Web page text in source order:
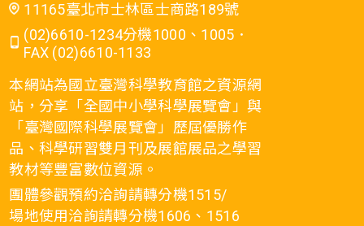
11165臺北市士林區士商路189號
(02)6610-1234分機1000、1005．
FAX (02)6610-1133
本網站為國立臺灣科學教育館之資源網
站，分享「全國中小學科學展覽會」與
「臺灣國際科學展覽會」歷屆優勝作
品、科學研習雙月刊及展館展品之學習
教材等豐富數位資源。
團體參觀預約洽詢請轉分機1515/
場地使用洽詢請轉分機1606、1516